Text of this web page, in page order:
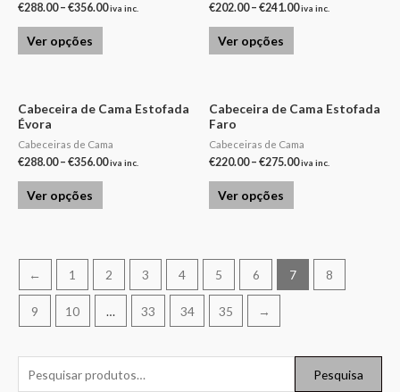
Pesquisa
€288.00– €356.00iva inc.
Ver opções
€202.00– €241.00iva inc.
Ver opções
Cabeceira de Cama Estofada
Évora
Cabeceiras de Cama
€288.00– €356.00iva inc.
Ver opções
Cabeceira de Cama Estofada
Faro
Cabeceiras de Cama
€220.00– €275.00iva inc.
Ver opções
← 1 2 3 4 5 6 7 8
9 10 … 33 34 35 →